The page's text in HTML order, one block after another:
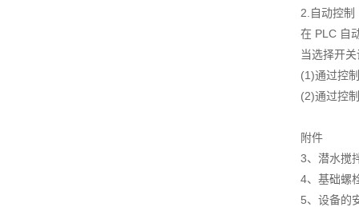
2.自动控制
在 PLC 自
当选择开
(1)通过控
(2)通过控
附件
3、潜水搅
4、基础螺
5、设备的